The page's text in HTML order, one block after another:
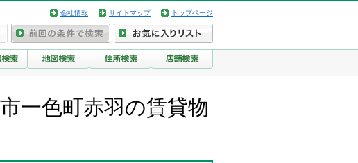
会社情報 サイトマップ トップページ
一色町赤羽の賃貸物